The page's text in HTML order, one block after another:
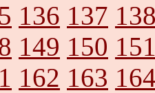
136 137
149 150
162 163